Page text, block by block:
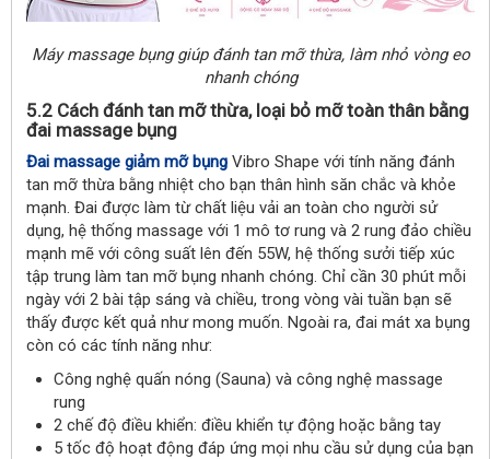
Máy massage bụng giúp đánh tan mỡ thừa, làm nhỏ vòng eo
nhanh chóng
5.2 Cách đánh tan mỡ thừa, loại bỏ mỡ toàn thân bằng
đai massage bụng
Đai massage giảm mỡ bụng Vibro Shape với tính năng đánh
tan mỡ thừa bằng nhiệt cho bạn thân hình săn chắc và khỏe
mạnh. Đai được làm từ chất liệu vải an toàn cho người sử
dụng, hệ thống massage với 1 mô tơ rung và 2 rung đảo chiều
mạnh mẽ với công suất lên đến 55W, hệ thống sưởi tiếp xúc
tập trung làm tan mỡ bụng nhanh chóng. Chỉ cần 30 phút mỗi
ngày với 2 bài tập sáng và chiều, trong vòng vài tuần bạn sẽ
thấy được kết quả như mong muốn. Ngoài ra, đai mát xa bụng
còn có các tính năng như:
Công nghệ quấn nóng (Sauna) và công nghệ massage
rung
2 chế độ điều khiển: điều khiển tự động hoặc bằng tay
5 tốc độ hoạt động đáp ứng mọi nhu cầu sử dụng của bạn